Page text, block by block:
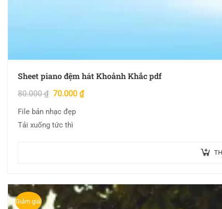
Sheet piano đệm hát Khoảnh Khắc pdf
80.000₫ 70.000 ₫
File bản nhạc đẹp
Tải xuống tức thì
Giảm giá!